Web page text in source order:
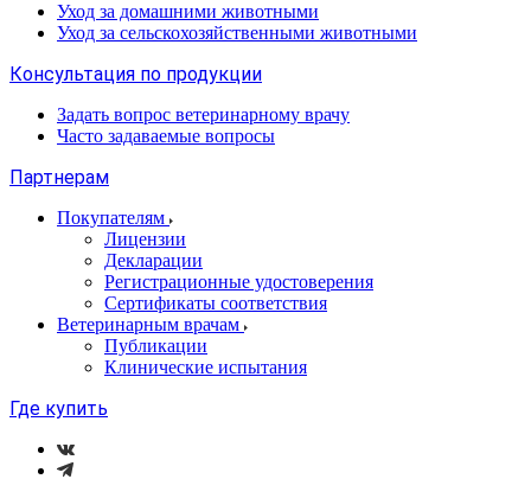
Уход за домашними животными
Уход за сельскохозяйственными животными
Консультация по продукции
Задать вопрос ветеринарному врачу
Часто задаваемые вопросы
Партнерам
Покупателям
Лицензии
Декларации
Регистрационные удостоверения
Сертификаты соответствия
Ветеринарным врачам
Публикации
Клинические испытания
Где купить